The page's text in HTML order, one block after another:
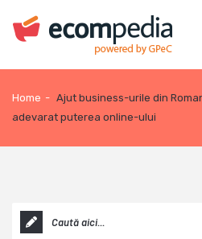
Home - Ajut business-urile din
adevarat puterea online-ului